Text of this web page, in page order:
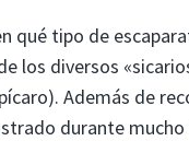
qué tipo de
los diversos
Además de
durante